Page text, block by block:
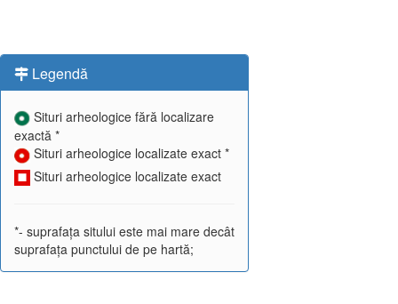
Legendă
Situri arheologice fără localizare
exactă *
Situri arheologice localizate exact *
Situri arheologice localizate exact
*- suprafața sitului este mai mare decât
suprafața punctului de pe hartă;